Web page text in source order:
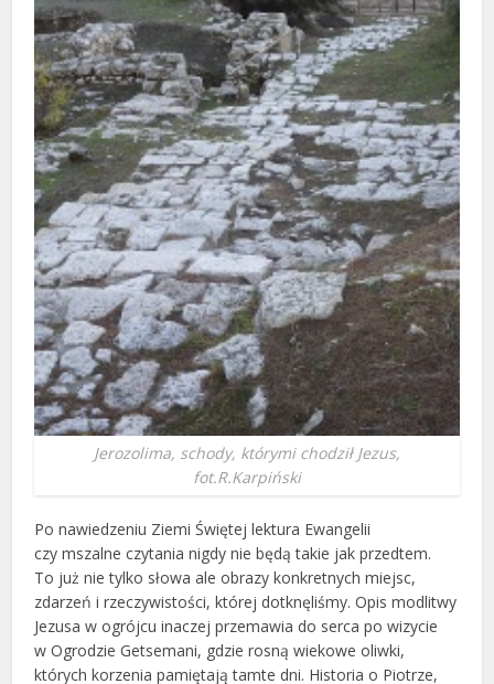
Jerozolima, schody, którymi chodził Jezus,
fot.R.Karpiński
Po nawiedzeniu Ziemi Świętej lektura Ewangelii
czy mszalne czytania nigdy nie będą takie jak przedtem.
To już nie tylko słowa ale obrazy konkretnych miejsc,
zdarzeń i rzeczywistości, której dotknęliśmy. Opis modlitwy
Jezusa w ogrójcu inaczej przemawia do serca po wizycie
w Ogrodzie Getsemani, gdzie rosną wiekowe oliwki,
których korzenia pamiętają tamte dni. Historia o Piotrze,